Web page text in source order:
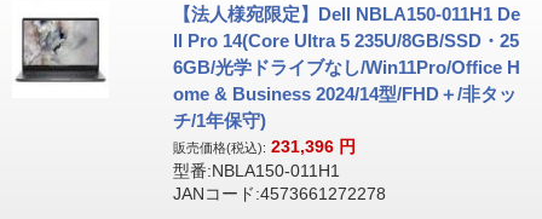
【法人様宛限定】Dell NBLA150-011H1 De
ll Pro 14(Core Ultra 5 235U/8GB/SSD・25
6GB/光学ドライブなし/Win11Pro/Office H
ome & Business 2024/14型/FHD＋/非タッ
チ/1年保守)
販売価格(税込): 231,396 円
型番:NBLA150-011H1
JANコード:4573661272278